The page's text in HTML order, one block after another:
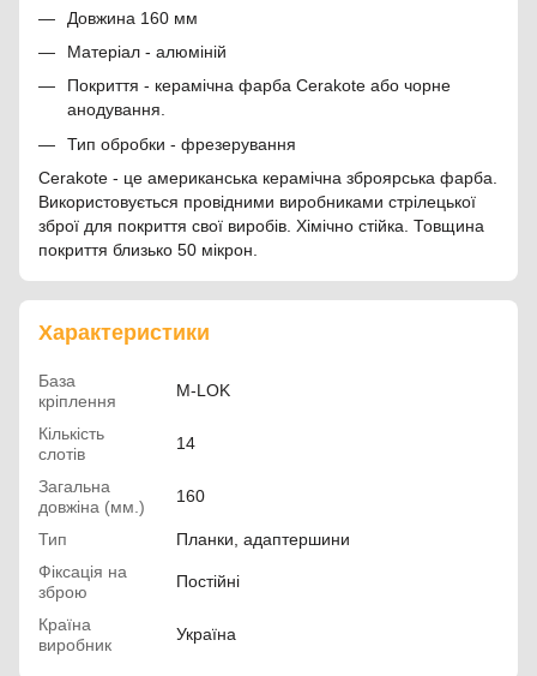
Довжина 160 мм
Матеріал - алюміній
Покриття - керамічна фарба Cerakote або чорне
анодування.
Тип обробки - фрезерування
Cerakote - це американська керамічна зброярська фарба.
Використовується провідними виробниками стрілецької
зброї для покриття свої виробів. Хімічно стійка. Товщина
покриття близько 50 мікрон.
Характеристики
База
кріплення
M-LOK
Кількість
слотів
14
Загальна
довжіна (мм.)
160
Тип
Планки, адаптершини
Фіксація на
зброю
Постійні
Країна
виробник
Україна